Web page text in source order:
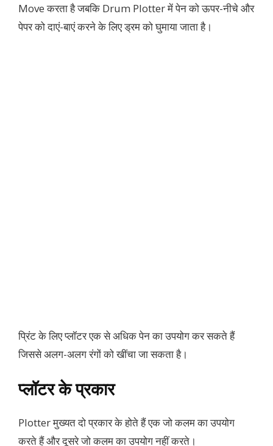
Move करता है जबकि Drum Plotter में पेन को ऊपर-नीचे और
पेपर को दाएं-बाएं करने के लिए ड्रम को घुमाया जाता है।
प्रिंट के लिए प्लॉटर एक से अधिक पेन का उपयोग कर सकते हैं
जिससे अलग-अलग रंगों को खींचा जा सकता है।
प्लॉटर के प्रकार
Plotter मुख्यत दो प्रकार के होते हैं एक जो कलम का उपयोग
करते हैं और दूसरे जो कलम का उपयोग नहीं करते।